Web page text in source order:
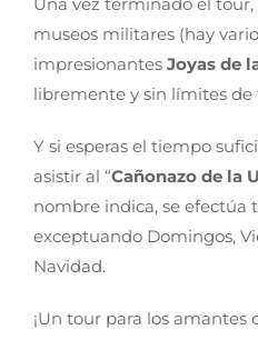
Una vez terminado el tour,
museos militares (hay
impresionantes Joyas de
libremente y sin límites de
Y si esperas el tiempo
asistir al “Cañonazo de la
nombre indica, se efectúa
exceptuando Domingos,
Navidad.
¡Un tour para los amantes